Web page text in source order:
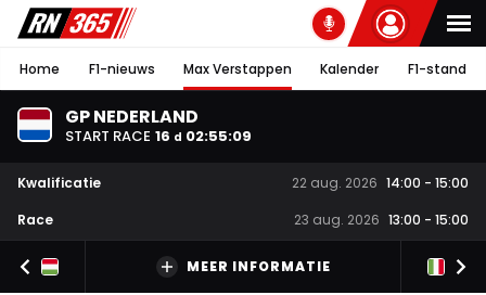
Home F1-nieuws Max Verstappen Kalender F1-stand
GP NEDERLAND
START RACE 16 d 02:55:08
Kwalificatie 22 aug. 2026 14:00 - 15:00
Race
23 aug. 2026 13:00 - 15:00
MEER INFORMATIE